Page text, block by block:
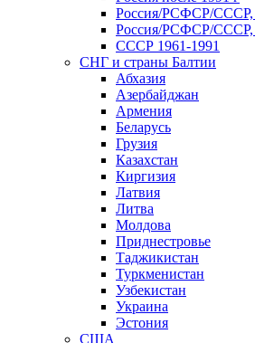
Россия/РСФСР/СССР,
Россия/РСФСР/СССР,
СССР 1961-1991
СНГ и страны Балтии
Абхазия
Азербайджан
Армения
Беларусь
Грузия
Казахстан
Киргизия
Латвия
Литва
Молдова
Приднестровье
Таджикистан
Туркменистан
Узбекистан
Украина
Эстония
США